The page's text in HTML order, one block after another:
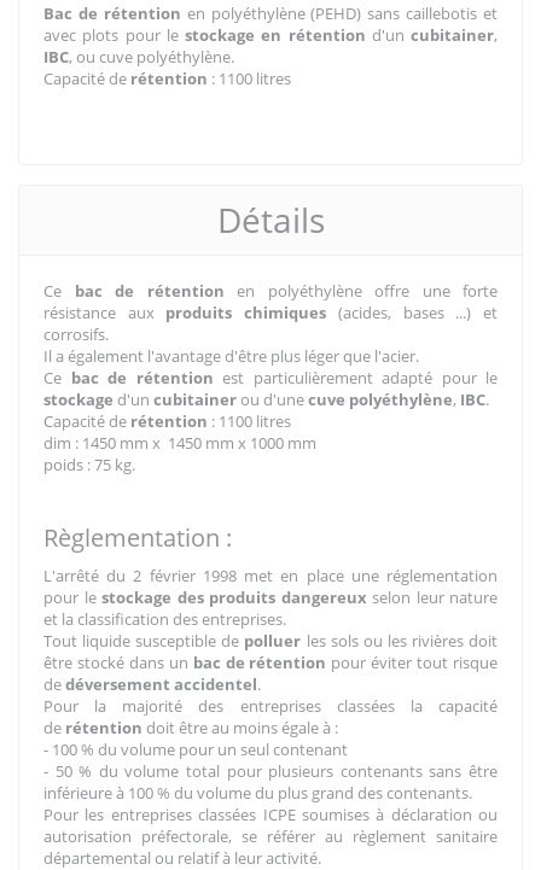
Bac de rétention en polyéthylène (PEHD) sans caillebotis et
avec plots pour le stockage en rétention d'un cubitainer,
IBC, ou cuve polyéthylène.
Capacité de rétention : 1100 litres
Détails
Ce bac de rétention en polyéthylène offre une forte
résistance aux produits chimiques (acides, bases ...) et
corrosifs.
Il a également l'avantage d'être plus léger que l'acier.
Ce bac de rétention est particulièrement adapté pour le
stockage d'un cubitainerou d'unecuve polyéthylène, IBC.
Capacité de rétention : 1100 litres
dim : 1450 mm x 1450 mm x 1000 mm
poids : 75 kg.
Règlementation :
L'arrêté du 2 février 1998 met en place une réglementation
pour le stockage des produits dangereux selon leur nature
et la classification des entreprises.
Tout liquide susceptible de polluer les sols ou les rivières doit
être stocké dans un bac de rétention pour éviter tout risque
dedéversement accidentel.
Pour la majorité des entreprises classées la capacité
de rétention doit être au moins égale à :
- 100 % du volume pour un seul contenant
- 50 % du volume total pour plusieurs contenants sans être
inférieure à 100 % du volume du plus grand des contenants.
Pour les entreprises classées ICPE soumises à déclaration ou
autorisation préfectorale, se référer au règlement sanitaire
départemental ou relatif à leur activité.